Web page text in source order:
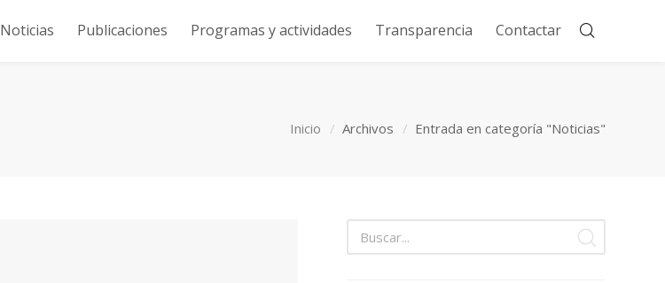
Noticias Publicaciones Programas y actividades Transparencia Contactar
Inicio Archivos Entrada en categoría "Noticias"